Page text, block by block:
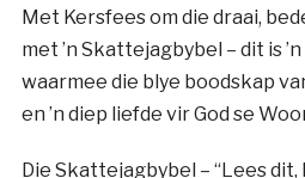
Met Kersfees om die draai,
met ’n Skattejagbybel – dit is
waarmee die blye boodskap
en ’n diep liefde vir God se
Die Skattejagbybel – “Lees dit,